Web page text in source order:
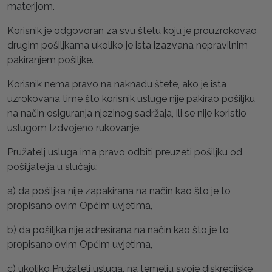
materijom.
Korisnik je odgovoran za svu štetu koju je prouzrokovao
drugim pošiljkama ukoliko je ista izazvana nepravilnim
pakiranjem pošiljke.
Korisnik nema pravo na naknadu štete, ako je ista
uzrokovana time što korisnik usluge nije pakirao pošiljku
na način osiguranja njezinog sadržaja, ili se nije koristio
uslugom Izdvojeno rukovanje.
Pružatelj usluga ima pravo odbiti preuzeti pošiljku od
pošiljatelja u slučaju:
a) da pošiljka nije zapakirana na način kao što je to
propisano ovim Općim uvjetima,
b) da pošiljka nije adresirana na način kao što je to
propisano ovim Općim uvjetima,
c) ukoliko Pružatelj usluga, na temelju svoje diskrecijske